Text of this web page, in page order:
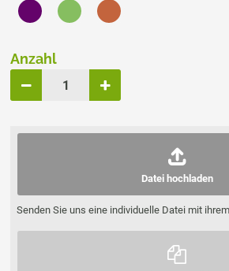
Anzahl
Datei hochladen
Senden Sie uns eine individuelle Datei mit